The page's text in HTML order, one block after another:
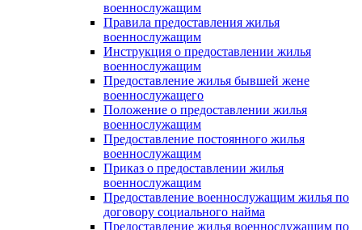
военнослужащим
Правила предоставления жилья
военнослужащим
Инструкция о предоставлении жилья
военнослужащим
Предоставление жилья бывшей жене
военнослужащего
Положение о предоставлении жилья
военнослужащим
Предоставление постоянного жилья
военнослужащим
Приказ о предоставлении жилья
военнослужащим
Предоставление военнослужащим жилья по
договору социального найма
Предоставление жилья военнослужащим по